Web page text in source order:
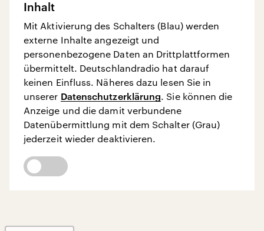
Inhalt
Mit Aktivierung des Schalters (Blau) werden
externe Inhalte angezeigt und
personenbezogene Daten an Drittplattformen
übermittelt. Deutschlandradio hat darauf
keinen Einfluss. Näheres dazu lesen Sie in
unserer Datenschutzerklärung. Sie können die
Anzeige und die damit verbundene
Datenübermittlung mit dem Schalter (Grau)
jederzeit wieder deaktivieren.